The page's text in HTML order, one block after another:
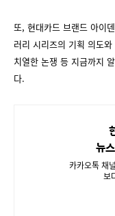
또, 현대카드 브랜드 아이
러리 시리즈의 기획 의도
치열한 논쟁 등 지금까지
다.
뉴
카카오톡 채
보